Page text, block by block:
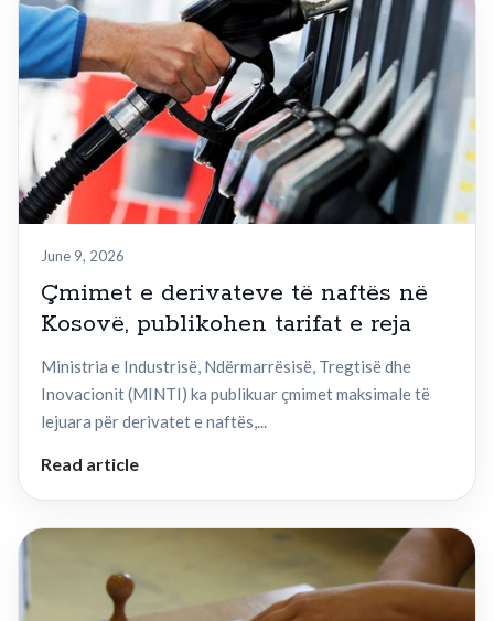
June 9, 2026
Çmimet e derivateve të naftës në
Kosovë, publikohen tarifat e reja
Ministria e Industrisë, Ndërmarrësisë, Tregtisë dhe
Inovacionit (MINTI) ka publikuar çmimet maksimale të
lejuara për derivatet e naftës,...
Read article